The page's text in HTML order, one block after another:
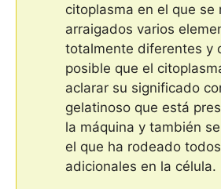
citoplasma en el que se
arraigados varios
totalmente diferentes y
posible que el
aclarar su significado
gelatinoso que está
la máquina y también
el que ha rodeado
adicionales en la célula.